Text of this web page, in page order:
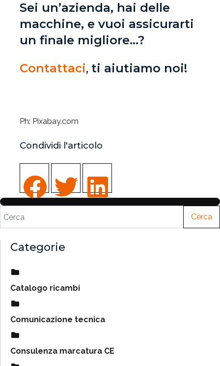
Sei un’azienda, hai delle
macchine, e vuoi assicurarti
un finale migliore...?
Contattaci, ti aiutiamo noi!
Ph: Pixabay.com
Condividi l'articolo
Cerca
Categorie
Catalogo ricambi
Comunicazione tecnica
Consulenza marcatura CE